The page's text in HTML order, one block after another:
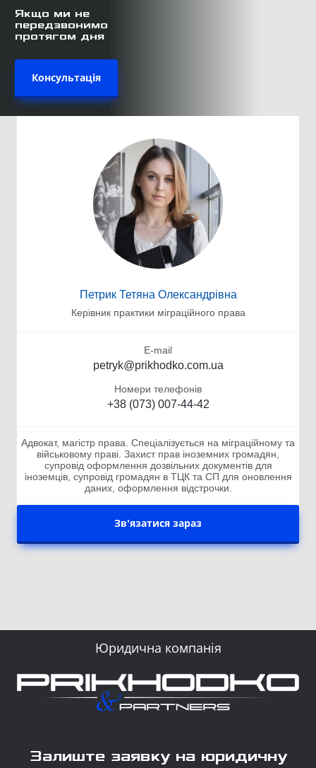
Петрик Тетяна Олександрівна
Керівник практики міграційного права
E-mail
petryk@prikhodko.com.ua
Номери телефонів
+38 (073) 007-44-42
Адвокат, магістр права. Спеціалізується на міграційному та
військовому праві. Захист прав іноземних громадян,
супровід оформлення дозвільних документів для
іноземців, супровід громадян в ТЦК та СП для оновлення
даних, оформлення відстрочки.
Зв'язатися зараз
Якщо ми не
передзвонимо
протягом дня
Консультація
Юридична компанія
Залиште заявку на юридичну